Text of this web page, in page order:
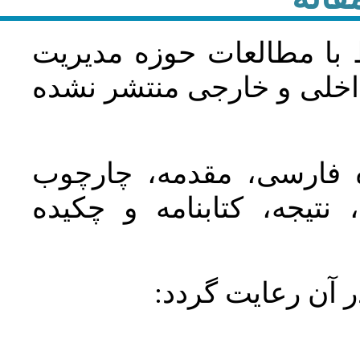
با مطالعات حوزه مديريت
و خارجی منتشر نشده
فارسی، مقدمه، چارچوب
کتابنامه و چکیده
آن رعايت گردد: